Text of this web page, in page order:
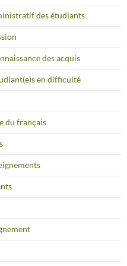
des étudiants
des acquis
en difficulté
du français